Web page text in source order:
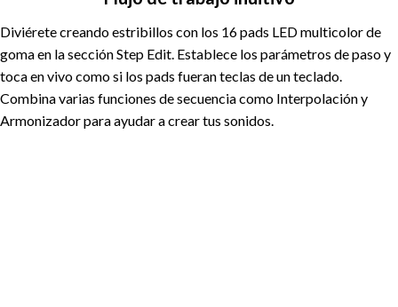
Diviérete creando estribillos con los 16 pads LED multicolor de
goma en la sección Step Edit. Establece los parámetros de paso y
toca en vivo como si los pads fueran teclas de un teclado.
Combina varias funciones de secuencia como Interpolación y
Armonizador para ayudar a crear tus sonidos.